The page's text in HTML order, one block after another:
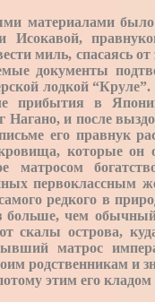
материалами
Исокавой,
миль, спасаясь
документы
лодкой
прибытия в
Нагано, и после
его правнук
которые он
матросом
первоклассным
редкого в
больше, чем
скалы острова,
матрос
родственникам и
этим его кладом